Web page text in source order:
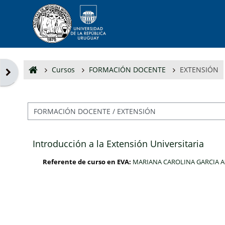
Salta al contenido principal
Abrir cajón de bloques
Cursos FORMACIÓN DOCENTE EXTENSIÓN
Categorías
Introducción a la Extensión Universitaria
Referente de curso en EVA: MARIANA CAROLINA GARCIA